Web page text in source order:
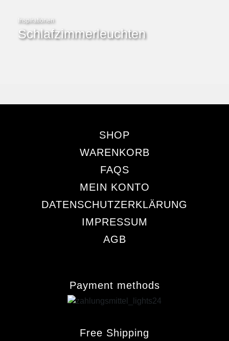
Inspirationen
Schlafzimmerleuchten
SHOP
WARENKORB
FAQS
MEIN KONTO
DATENSCHUTZERKLÄRUNG
IMPRESSUM
AGB
Payment methods
Free Shipping